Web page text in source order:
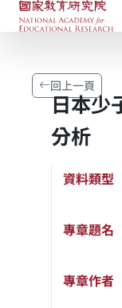
國家教育
回上一頁
日本少
分析
資料類型
專章題名
專章作者